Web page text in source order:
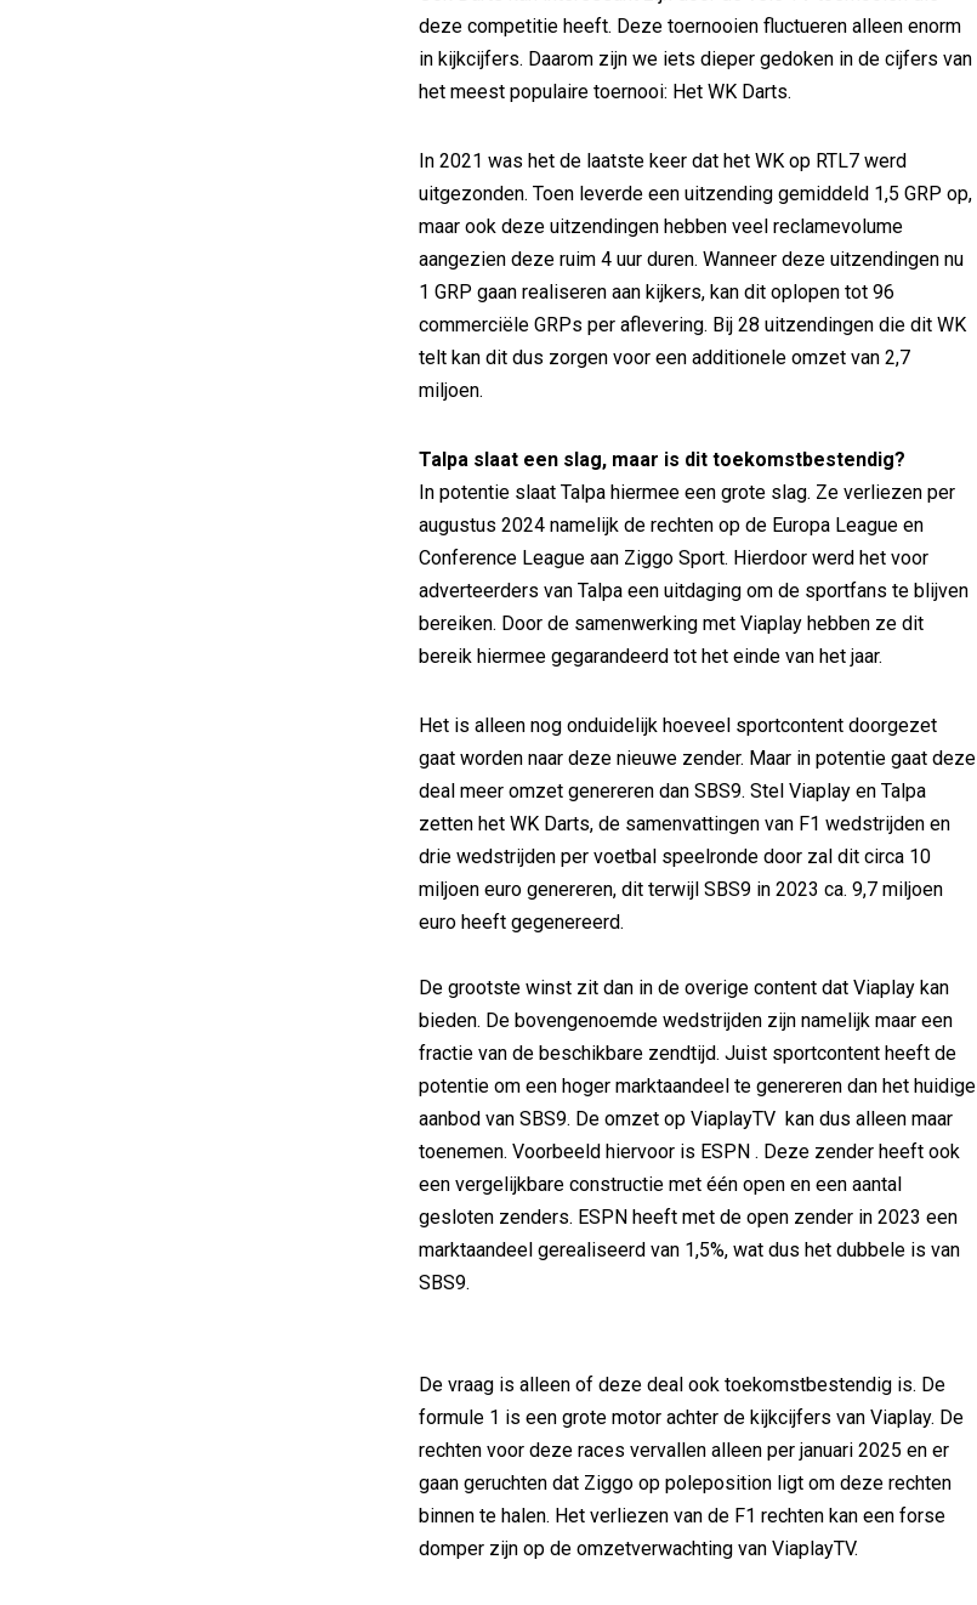
deze competitie heeft. Deze toernooien fluctueren alleen enorm
in kijkcijfers. Daarom zijn we iets dieper gedoken in de cijfers van
het meest populaire toernooi: Het WK Darts.
In 2021 was het de laatste keer dat het WK op RTL7 werd
uitgezonden. Toen leverde een uitzending gemiddeld 1,5 GRP op,
maar ook deze uitzendingen hebben veel reclamevolume
aangezien deze ruim 4 uur duren. Wanneer deze uitzendingen nu
1 GRP gaan realiseren aan kijkers, kan dit oplopen tot 96
commerciële GRPs per aflevering. Bij 28 uitzendingen die dit WK
telt kan dit dus zorgen voor een additionele omzet van 2,7
miljoen.
Talpa slaat een slag, maar is dit toekomstbestendig?
In potentie slaat Talpa hiermee een grote slag. Ze verliezen per
augustus 2024 namelijk de rechten op de Europa League en
Conference League aan Ziggo Sport. Hierdoor werd het voor
adverteerders van Talpa een uitdaging om de sportfans te blijven
bereiken. Door de samenwerking met Viaplay hebben ze dit
bereik hiermee gegarandeerd tot het einde van het jaar.
Het is alleen nog onduidelijk hoeveel sportcontent doorgezet
gaat worden naar deze nieuwe zender. Maar in potentie gaat deze
deal meer omzet genereren dan SBS9. Stel Viaplay en Talpa
zetten het WK Darts, de samenvattingen van F1 wedstrijden en
drie wedstrijden per voetbal speelronde door zal dit circa 10
miljoen euro genereren, dit terwijl SBS9 in 2023 ca. 9,7 miljoen
euro heeft gegenereerd.
De grootste winst zit dan in de overige content dat Viaplay kan
bieden. De bovengenoemde wedstrijden zijn namelijk maar een
fractie van de beschikbare zendtijd. Juist sportcontent heeft de
potentie om een hoger marktaandeel te genereren dan het huidige
aanbod van SBS9. De omzet op ViaplayTV kan dus alleen maar
toenemen. Voorbeeld hiervoor is ESPN . Deze zender heeft ook
een vergelijkbare constructie met één open en een aantal
gesloten zenders. ESPN heeft met de open zender in 2023 een
marktaandeel gerealiseerd van 1,5%, wat dus het dubbele is van
SBS9.
De vraag is alleen of deze deal ook toekomstbestendig is. De
formule 1 is een grote motor achter de kijkcijfers van Viaplay. De
rechten voor deze races vervallen alleen per januari 2025 en er
gaan geruchten dat Ziggo op poleposition ligt om deze rechten
binnen te halen. Het verliezen van de F1 rechten kan een forse
domper zijn op de omzetverwachting van ViaplayTV.